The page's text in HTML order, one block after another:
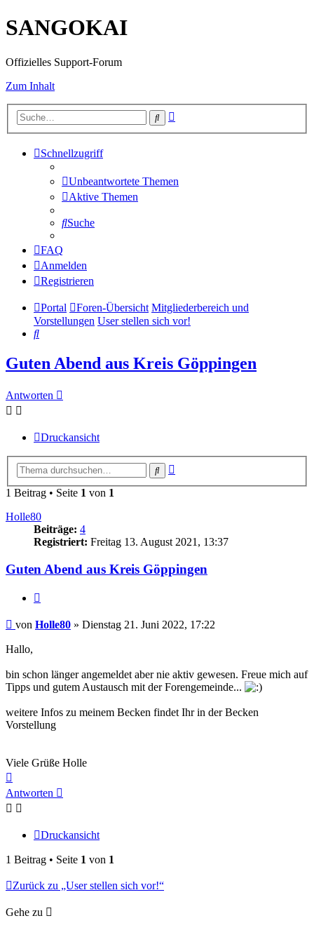
SANGOKAI
Offizielles Support-Forum
Zum Inhalt
Suche
Schnellzugriff
Unbeantwortete Themen
Aktive Themen
Suche
FAQ
Anmelden
Registrieren
Portal Foren-Übersicht Mitgliederbereich und
Vorstellungen User stellen sich vor!
Suche
Guten Abend aus Kreis Göppingen
Antworten
Druckansicht
Suche
1 Beitrag • Seite 1 von 1
Holle80
Beiträge: 4
Registriert: Freitag 13. August 2021, 13:37
Guten Abend aus Kreis Göppingen
Beitrag
von Holle80 » Dienstag 21. Juni 2022, 17:22
Hallo,
bin schon länger angemeldet aber nie aktiv gewesen. Freue mich auf
Tipps und gutem Austausch mit der Forengemeinde...
weitere Infos zu meinem Becken findet Ihr in der Becken
Vorstellung
Viele Grüße Holle
oben
Antworten
Druckansicht
1 Beitrag • Seite 1 von 1
Zurück zu „User stellen sich vor!“
Gehe zu